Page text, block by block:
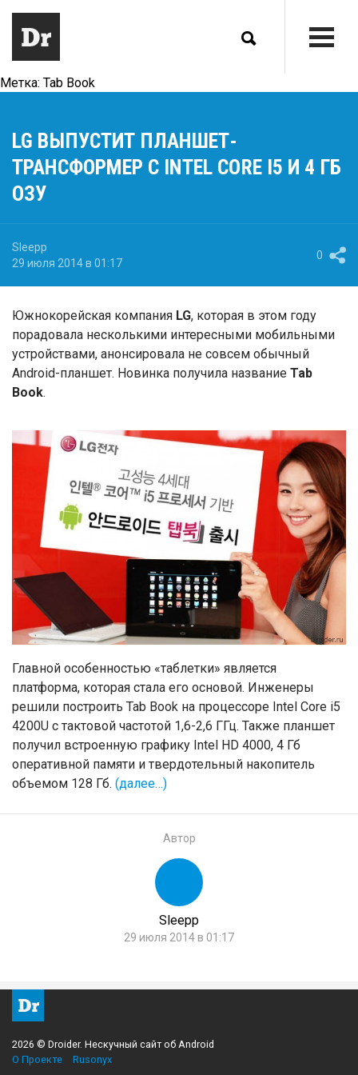
Метка: Tab Book
LG ВЫПУСТИТ ПЛАНШЕТ-
ТРАНСФОРМЕР С INTEL CORE I5 И 4 ГБ
ОЗУ
Sleepp
29 июля 2014 в 01:17
0
Южнокорейская компания LG, которая в этом году
порадовала несколькими интересными мобильными
устройствами, анонсировала не совсем обычный
Android-планшет. Новинка получила название Tab
Book.
Главной особенностью «таблетки» является
платформа, которая стала его основой. Инженеры
решили построить Tab Book на процессоре Intel Core i5
4200U с тактовой частотой 1,6-2,6 ГГц. Также планшет
получил встроенную графику Intel HD 4000, 4 Гб
оперативной памяти и твердотельный накопитель
объемом 128 Гб. (далее…)
Автор
Sleepp
29 июля 2014 в 01:17
2026 © Droider. Нескучный сайт об Android
О Проекте
Rusonyx